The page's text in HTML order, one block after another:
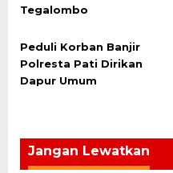
Tegalombo
Peduli Korban Banjir
Polresta Pati Dirikan
Dapur Umum
Jangan Lewatkan